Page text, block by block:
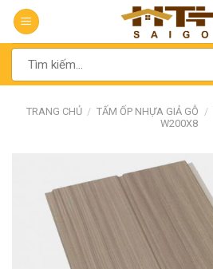
Chuyển
đến
nộiTìm
kiếm:
TRANG CHỦ / TẤM ỐP NHỰA GIẢ GỖ /
W200X8